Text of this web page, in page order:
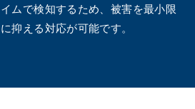
イムで検知するため、被害を最小限
に抑える対応が可能です。